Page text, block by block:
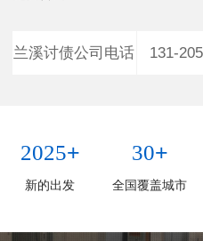
兰溪讨债公司电话 131-
2025+
新的出发
30+
全国覆盖城市